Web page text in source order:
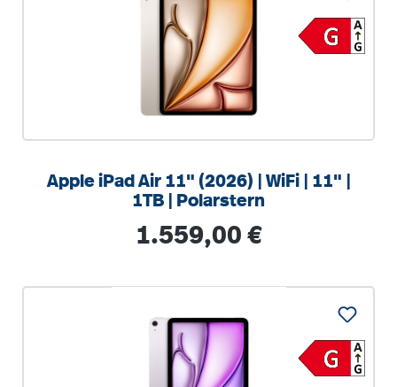
Apple iPad Air 11" (2026) | WiFi | 11" |
1TB | Polarstern
Regulärer Preis:
1.559,00 €